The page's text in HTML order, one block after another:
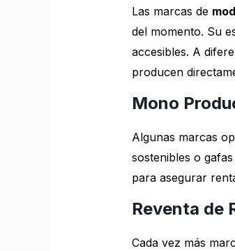
Las marcas de
del momento. Su
accesibles. A
producen
Mono
Algunas marcas
sostenibles o
para asegurar
Reventa de
Cada vez más